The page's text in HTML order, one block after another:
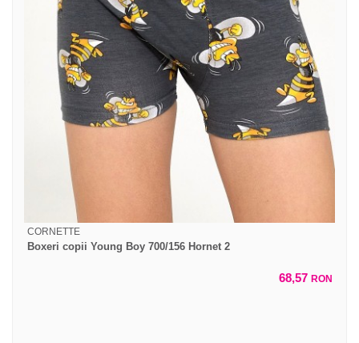
CORNETTE
Boxeri copii Young Boy 700/156 Hornet 2
68,57 RON